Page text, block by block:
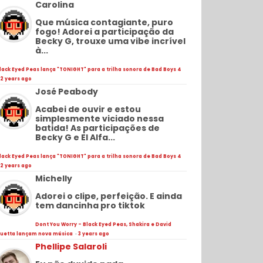
Carolina
Que música contagiante, puro
fogo! Adorei a participação da
Becky G, trouxe uma vibe incrível
à...
Eyed Peas lança "TONIGHT" para a trilha sonora de Bad Boys 4
2 years ago
José Peabody
Acabei de ouvir e estou
simplesmente viciado nessa
batida! As participações de
Becky G e El Alfa...
Eyed Peas lança "TONIGHT" para a trilha sonora de Bad Boys 4
2 years ago
Michelly
Adorei o clipe, perfeição. E ainda
tem dancinha pro tiktok
Dont You Worry - Black Eyed Peas, Shakira e David
lançam nova música · 3 years ago
Phellipe Salaroli